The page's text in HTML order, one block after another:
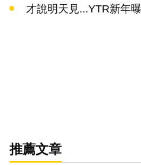
才說明天見...YTR新年
推薦文章